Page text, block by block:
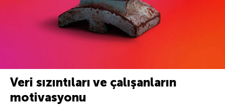
Veri sızıntıları ve çalışanların
motivasyonu